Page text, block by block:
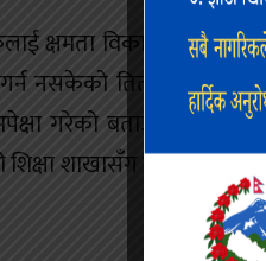
क्षमता विकास तालिम
गर्न नसकेको तितो यथार्थ
गरेको बताउनुभयो ।
शाखासँग समन्वय गर्ने र